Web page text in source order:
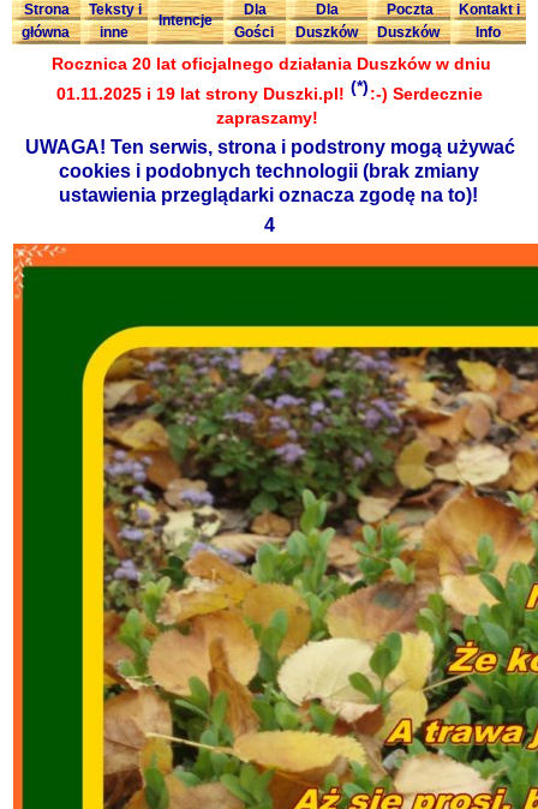
Strona
główna
Teksty i
inne
Intencje
Dla
Gości
Dla
Duszków
Poczta
Duszków
Kontakt i
Info
Rocznica 20 lat oficjalnego działania Duszków w dniu
01.11.2025 i 19 lat strony Duszki.pl! (*):-) Serdecznie
zapraszamy!
UWAGA! Ten serwis, strona i podstrony mogą używać
cookies i podobnych technologii (brak zmiany
ustawienia przeglądarki oznacza zgodę na to)!
4